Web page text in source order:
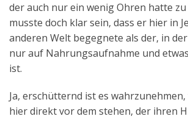
der auch nur ein wenig Ohren hatte
musste doch klar sein, dass er hier in
anderen Welt begegnete als der, in
nur auf Nahrungsaufnahme und
ist.
Ja, erschütternd ist es
hier direkt vor dem stehen, der ihren